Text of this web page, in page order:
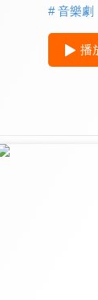
# 音樂劇
播